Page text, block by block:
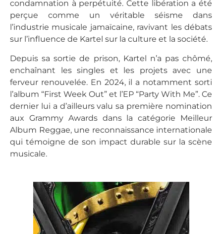
condamnation à perpétuité. Cette libération a été
perçue comme un véritable séisme dans
l’industrie musicale jamaïcaine, ravivant les débats
sur l’influence de Kartel sur la culture et la société.
Depuis sa sortie de prison, Kartel n’a pas chômé,
enchaînant les singles et les projets avec une
ferveur renouvelée. En 2024, il a notamment sorti
l’album “First Week Out” et l’EP “Party With Me”. Ce
dernier lui a d’ailleurs valu sa première nomination
aux Grammy Awards dans la catégorie Meilleur
Album Reggae, une reconnaissance internationale
qui témoigne de son impact durable sur la scène
musicale.